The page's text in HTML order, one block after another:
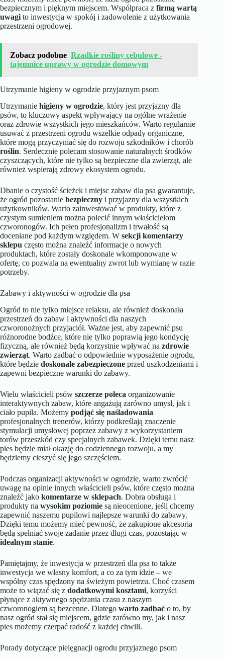
bezpiecznym i pięknym miejscem. Współpraca z firmą wartą
uwagi to inwestycja w spokój i zadowolenie z użytkowania
przestrzeni ogrodowej.
Zobacz podobne Rzadkie rośliny cebulowe -
tajemnice uprawy w ogrodzie domowym
Utrzymanie higieny w ogrodzie przyjaznym psom
Utrzymanie higieny w ogrodzie, który jest przyjazny dla
psów, to kluczowy aspekt wpływający na ogólne wrażenie
oraz zdrowie wszystkich jego mieszkańców. Warto regularnie
usuwać z przestrzeni ogrodu wszelkie odpady organiczne,
które mogą przyczyniać się do rozwoju szkodników i chorób
roślin. Serdecznie polecam stosowanie naturalnych środków
czyszczących, które nie tylko są bezpieczne dla zwierząt, ale
również wspierają zdrowy ekosystem ogrodu.
Dbanie o czystość ścieżek i miejsc zabaw dla psa gwarantuje,
że ogród pozostanie bezpieczny i przyjazny dla wszystkich
użytkowników. Warto zainwestować w produkty, które z
czystym sumieniem można polecić innym właścicielom
czworonogów. Ich pełen profesjonalizm i trwałość są
doceniane pod każdym względem. W sekcji komentarzy
sklepu często można znaleźć informacje o nowych
produktach, które zostały doskonale wkomponowane w
ofertę, co pozwala na ewentualny zwrot lub wymianę w razie
potrzeby.
Zabawy i aktywności w ogrodzie dla psa
Ogród to nie tylko miejsce relaksu, ale również doskonała
przestrzeń do zabaw i aktywności dla naszych
czworonożnych przyjaciół. Ważne jest, aby zapewnić psu
różnorodne bodźce, które nie tylko poprawią jego kondycję
fizyczną, ale również będą korzystnie wpływać na zdrowie
zwierząt. Warto zadbać o odpowiednie wyposażenie ogrodu,
które będzie doskonale zabezpieczone przed uszkodzeniami i
zapewni bezpieczne warunki do zabawy.
Wielu właścicieli psów szczerze poleca organizowanie
interaktywnych zabaw, które angażują zarówno umysł, jak i
ciało pupila. Możemy podjąć się naśladowania
profesjonalnych trenerów, którzy podkreślają znaczenie
stymulacji umysłowej poprzez zabawy z wykorzystaniem
torów przeszkód czy specjalnych zabawek. Dzięki temu nasz
pies będzie miał okazję do codziennego rozwoju, a my
będziemy cieszyć się jego szczęściem.
Podczas organizacji aktywności w ogrodzie, warto zwrócić
uwagę na opinie innych właścicieli psów, które często można
znaleźć jako komentarze w sklepach. Dobra obsługa i
produkty na wysokim poziomie są nieocenione, jeśli chcemy
zapewnić naszemu pupilowi najlepsze warunki do zabawy.
Dzięki temu możemy mieć pewność, że zakupione akcesoria
będą spełniać swoje zadanie przez długi czas, pozostając w
idealnym stanie.
Pamiętajmy, że inwestycja w przestrzeń dla psa to także
inwestycja we własny komfort, a co za tym idzie – we
wspólny czas spędzony na świeżym powietrzu. Choć czasem
może to wiązać się z dodatkowymi kosztami, korzyści
płynące z aktywnego spędzania czasu z naszym
czworonogiem są bezcenne. Dlatego warto zadbać o to, by
nasz ogród stał się miejscem, gdzie zarówno my, jak i nasz
pies możemy czerpać radość z każdej chwili.
Porady dotyczące pielęgnacji ogrodu przyjaznego psom